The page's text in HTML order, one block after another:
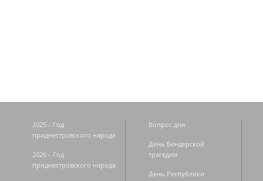
2025 - Год
приднестровского народа
2026 - Год
приднестровского народа
Вопрос дня
День Бендерской
трагедии
День Республики